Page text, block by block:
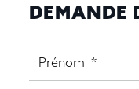
DEMANDE